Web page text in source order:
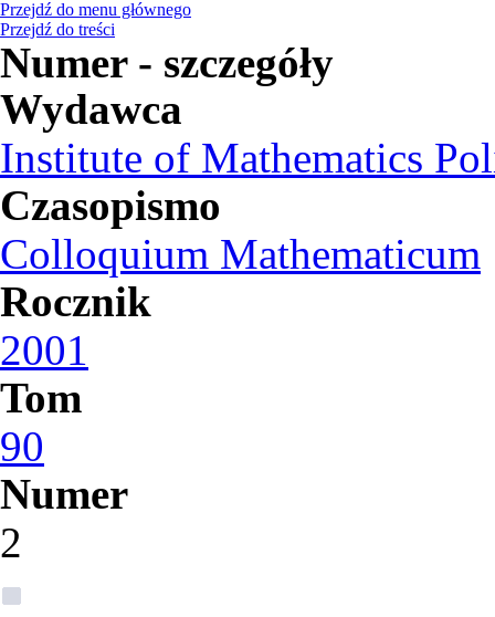
Przejdź do menu głównego
Przejdź do treści
Numer - szczegóły
Wydawca
Institute of Mathematics
Czasopismo
Colloquium Mathematicum
Rocznik
2001
Tom
90
Numer
2